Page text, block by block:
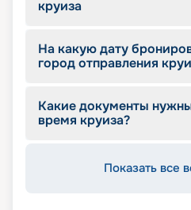
тур по более выгодной
сайте и планируйте
круиза
На какую дату
город отправления
Какие документы
время круиза?
Показать все